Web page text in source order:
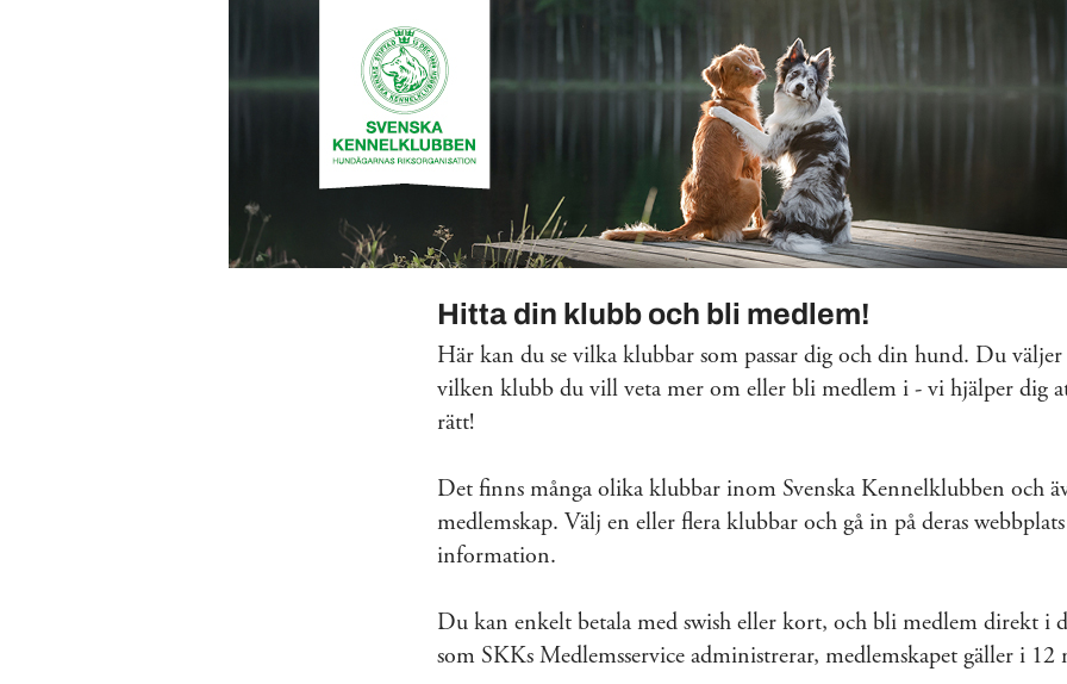
Hitta din klubb och bli medlem!
Här kan du se vilka klubbar som passar dig och din hund. Du väljer
vilken klubb du vill veta mer om eller bli medlem i - vi hjälper dig
rätt!
Det finns många olika klubbar inom Svenska Kennelklubben och
medlemskap. Välj en eller flera klubbar och gå in på deras
information.
Du kan enkelt betala med swish eller kort, och bli medlem direkt i
som SKKs Medlemsservice administrerar, medlemskapet gäller i 12